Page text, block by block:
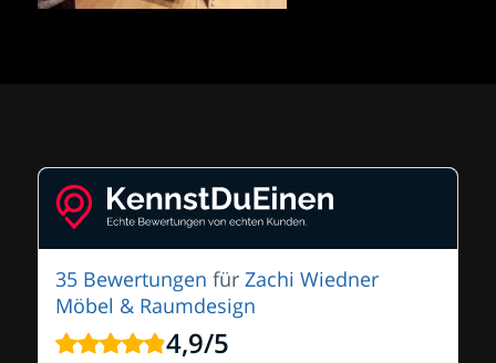
35 Bewertungen für Zachi Wiedner
Möbel & Raumdesign
4,9/5